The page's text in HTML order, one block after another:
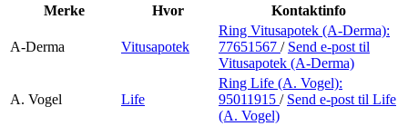
Praktisk informasjon
Ledige stillinger
Merke
Hvor Kontaktinfo
A-Derma Vitusapotek
Ring Vitusapotek (A-Derma):
77651567 / Send e-post til
Vitusapotek (A-Derma)
A. Vogel Life
Ring Life (A. Vogel):
95011915 / Send e-post til Life
(A. Vogel)